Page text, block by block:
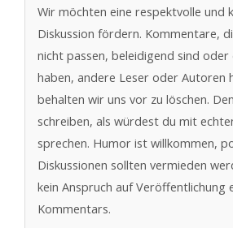
Wir möchten eine respektvolle und
Diskussion fördern. Kommentare,
nicht passen, beleidigend sind oder
haben, andere Leser oder Autoren
behalten wir uns vor zu löschen.
schreiben, als würdest du mit
sprechen. Humor ist willkommen,
Diskussionen sollten vermieden
kein Anspruch auf Veröffentlichung
Kommentars.